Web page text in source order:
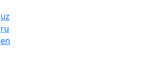
uz
ru
en